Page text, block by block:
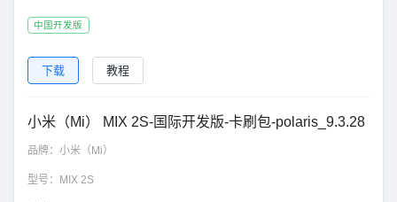
中国开发版
下载 教程
小米（Mi） MIX 2S-国际开发版-卡刷包-polaris_9.3.28
品牌： 小米（Mi）
型号： MIX 2S